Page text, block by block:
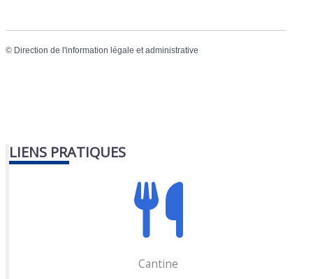
© Direction de l'information légale et administrative
LIENS PRATIQUES
Cantine